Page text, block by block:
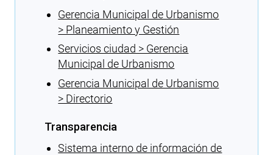
Gerencia Municipal de Urbanismo
> Planeamiento y Gestión
Servicios ciudad > Gerencia
Municipal de Urbanismo
Gerencia Municipal de Urbanismo
> Directorio
Transparencia
Sistema interno de información de